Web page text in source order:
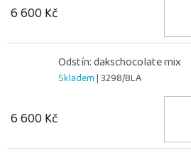
6 600 Kč
Odstín: dakschocolate mix
Skladem| 3298/BLA
6 600 Kč